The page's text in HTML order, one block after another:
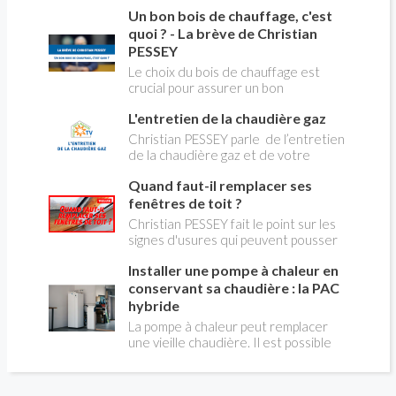
aborder l’abandon du fioul au profit du
gaz.
Un bon bois de chauffage, c'est
quoi ? - La brève de Christian
PESSEY
Le choix du bois de chauffage est
crucial pour assurer un bon
l'impact environnemental. Mais
comment reconnaître un bois de
qualité ? Plusieurs critères entrent en
jeu : le type d'essence, le taux
d'humidité, la densité et la saison de
coupe.
L'entretien de la chaudière gaz
Christian PESSEY parle de l’entretien
de la chaudière gaz et de votre
avez un système par radiateurs ou un
plancher chauffant, qui sont alimentés
par une chaudière au gaz, vous devez
faire entretenir celle-ci une fois par
an, que vous soyez locataire ou
propriétaire occupant. C’est la même
chose pour un chauffe-bains au gaz.
C’est une obligation légale. Si vous ne
le faites pas, votre responsabilité
pourra être engagée en cas
d’accident, et vous ne serez pas
Quand faut-il remplacer ses
fenêtres de toit ?
Christian PESSEY fait le point sur les
signes d'usures qui peuvent pousser
toit. En remplaçant vos fenêtre de toit
vous ferez des économies de
chauffage et vous améliorerez le
confort des combles qui en sont
équipées.
Installer une pompe à chaleur en
conservant sa chaudière : la PAC
hybride
La pompe à chaleur peut remplacer
une vieille chaudière. Il est possible
l'énergie initialement utilisée (gaz ou